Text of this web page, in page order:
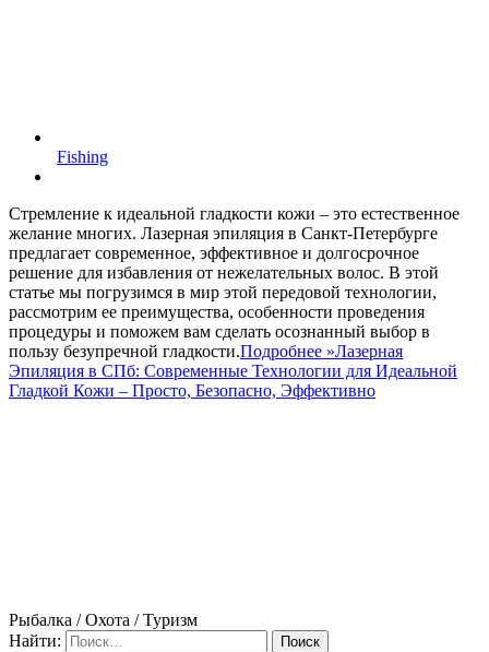
Fishing
Стремление к идеальной гладкости кожи – это естественное
желание многих. Лазерная эпиляция в Санкт-Петербурге
предлагает современное, эффективное и долгосрочное
решение для избавления от нежелательных волос. В этой
статье мы погрузимся в мир этой передовой технологии,
рассмотрим ее преимущества, особенности проведения
процедуры и поможем вам сделать осознанный выбор в
пользу безупречной гладкости.Подробнее »Лазерная
Эпиляция в СПб: Современные Технологии для Идеальной
Гладкой Кожи – Просто, Безопасно, Эффективно
Рыбалка / Охота / Туризм
Найти: